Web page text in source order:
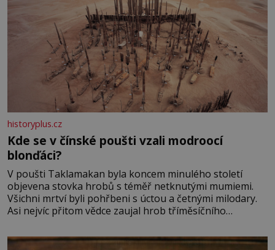
historyplus.cz
Kde se v čínské poušti vzali modroocí
blonďáci?
V poušti Taklamakan byla koncem minulého století
objevena stovka hrobů s téměř netknutými mumiemi.
Všichni mrtví byli pohřbeni s úctou a četnými milodary.
Asi nejvíc přitom vědce zaujal hrob tříměsíčního
blonďaté vlásky. Fakt, že jsou těla dávných lidí nesmírně